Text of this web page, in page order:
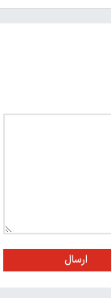
ارسال